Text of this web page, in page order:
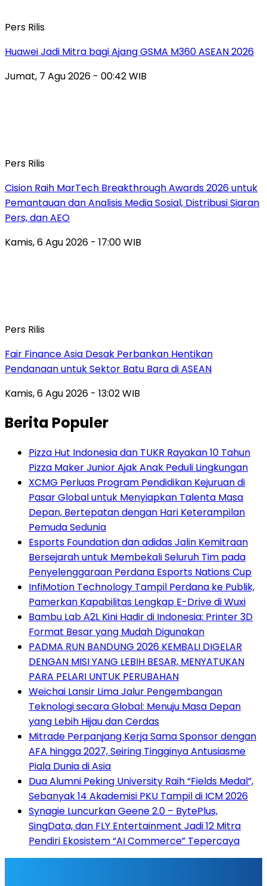
Pers Rilis
Huawei Jadi Mitra bagi Ajang GSMA M360 ASEAN 2026
Jumat, 7 Agu 2026 - 00:42 WIB
Pers Rilis
Cision Raih MarTech Breakthrough Awards 2026 untuk
Pemantauan dan Analisis Media Sosial, Distribusi Siaran
Pers, dan AEO
Kamis, 6 Agu 2026 - 17:00 WIB
Pers Rilis
Fair Finance Asia Desak Perbankan Hentikan
Pendanaan untuk Sektor Batu Bara di ASEAN
Kamis, 6 Agu 2026 - 13:02 WIB
Berita Populer
Pizza Hut Indonesia dan TUKR Rayakan 10 Tahun
Pizza Maker Junior Ajak Anak Peduli Lingkungan
XCMG Perluas Program Pendidikan Kejuruan di
Pasar Global untuk Menyiapkan Talenta Masa
Depan, Bertepatan dengan Hari Keterampilan
Pemuda Sedunia
Esports Foundation dan adidas Jalin Kemitraan
Bersejarah untuk Membekali Seluruh Tim pada
Penyelenggaraan Perdana Esports Nations Cup
InfiMotion Technology Tampil Perdana ke Publik,
Pamerkan Kapabilitas Lengkap E-Drive di Wuxi
Bambu Lab A2L Kini Hadir di Indonesia: Printer 3D
Format Besar yang Mudah Digunakan
PADMA RUN BANDUNG 2026 KEMBALI DIGELAR
DENGAN MISI YANG LEBIH BESAR, MENYATUKAN
PARA PELARI UNTUK PERUBAHAN
Weichai Lansir Lima Jalur Pengembangan
Teknologi secara Global: Menuju Masa Depan
yang Lebih Hijau dan Cerdas
Mitrade Perpanjang Kerja Sama Sponsor dengan
AFA hingga 2027, Seiring Tingginya Antusiasme
Piala Dunia di Asia
Dua Alumni Peking University Raih “Fields Medal”,
Sebanyak 14 Akademisi PKU Tampil di ICM 2026
Synagie Luncurkan Geene 2.0 – BytePlus,
SingData, dan FLY Entertainment Jadi 12 Mitra
Pendiri Ekosistem “AI Commerce” Tepercaya